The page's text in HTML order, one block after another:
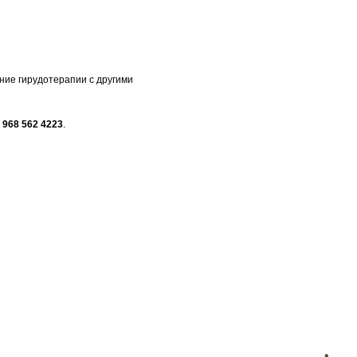
гирудотерапии с другими
968 562 4223.